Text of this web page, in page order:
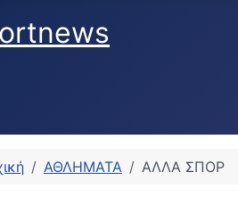
ΑΘΛΗΜΑΤΑ ΑΛΛΑ ΣΠΟΡ